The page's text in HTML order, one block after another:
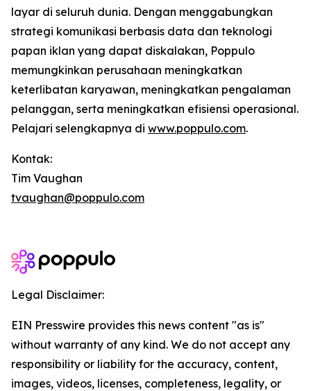
layar di seluruh dunia. Dengan menggabungkan
strategi komunikasi berbasis data dan teknologi
papan iklan yang dapat diskalakan, Poppulo
memungkinkan perusahaan meningkatkan
keterlibatan karyawan, meningkatkan pengalaman
pelanggan, serta meningkatkan efisiensi operasional.
Pelajari selengkapnya di www.poppulo.com.
Kontak:
Tim Vaughan
tvaughan@poppulo.com
Legal Disclaimer:
EIN Presswire provides this news content "as is"
without warranty of any kind. We do not accept any
responsibility or liability for the accuracy, content,
images, videos, licenses, completeness, legality, or